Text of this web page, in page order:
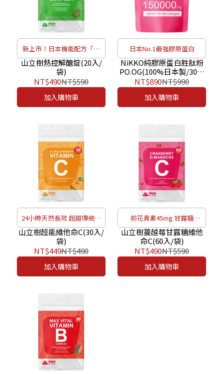
新上市！日本機能配方「桑
葉亞胺糖」
山立樹熱控解醣錠(20入/
袋)
NT$490NT$590
加入購物車
日本No.1最強膠原蛋白
NiKKO純膠原蛋白胜肽粉
PO.OG(100%日本製/30日
份)
NT$890NT$990
加入購物車
24小時天然長效 超越傳統緩
釋型
山立樹超能維他命C(30入/
袋)
NT$449NT$490
加入購物車
前花青素45mg 甘露糖
1000mg
山立樹蔓越莓甘露糖維他
命C(60入/袋)
NT$490NT$590
加入購物車